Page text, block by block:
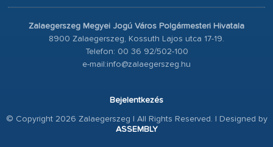
Zalaegerszeg Megyei Jogú Város Polgármesteri Hivatala
8900 Zalaegerszeg, Kossuth Lajos utca 17-19.
Telefon: 00 36 92/502-100
e-mail:info@zalaegerszeg.hu
Bejelentkezés
© Copyright 2026 Zalaegerszeg | All Rights Reserved. | Designed by
ASSEMBLY